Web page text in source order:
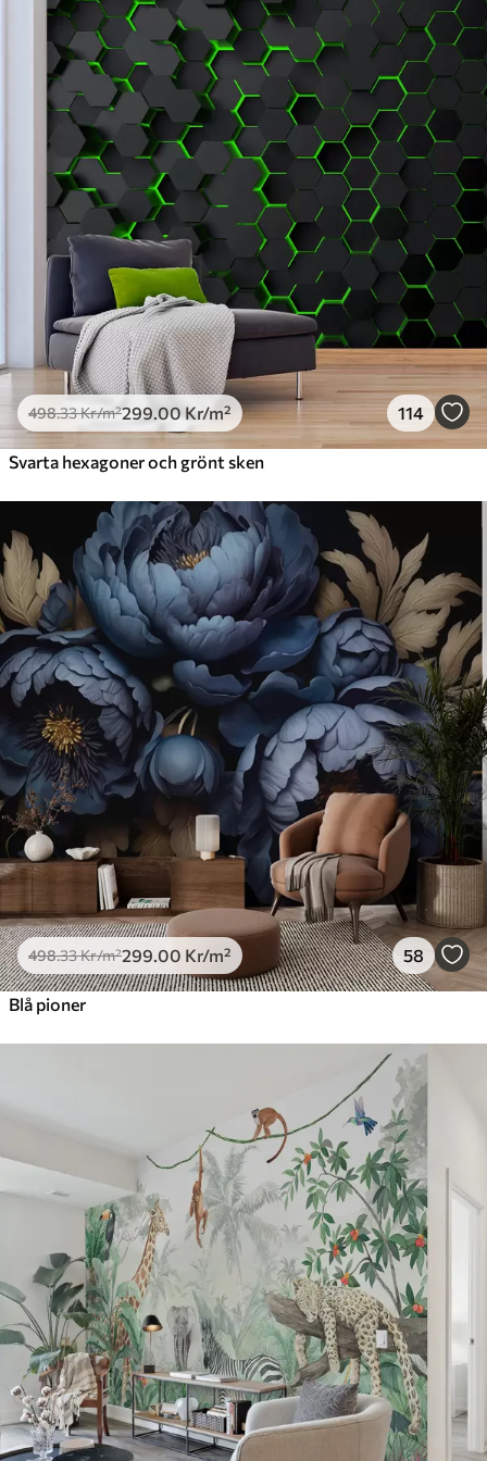
Standard
.33299 .00 /m²
Premium
.67379 .00Kr /m²
Premiumvinyl
725.00 435.00Kr
Peel and Stick
900.00540.00Kr/m²
498.33Kr/m²299 .00 Kr/m² 114
Svarta hexagoner och grönt sken
498.33Kr/m²299 .00 Kr/m² 58
Blå pioner